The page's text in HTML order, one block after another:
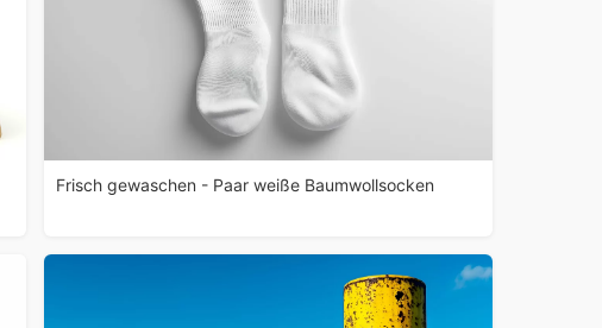
Frisch gewaschen - Paar weiße Baumwollsocken